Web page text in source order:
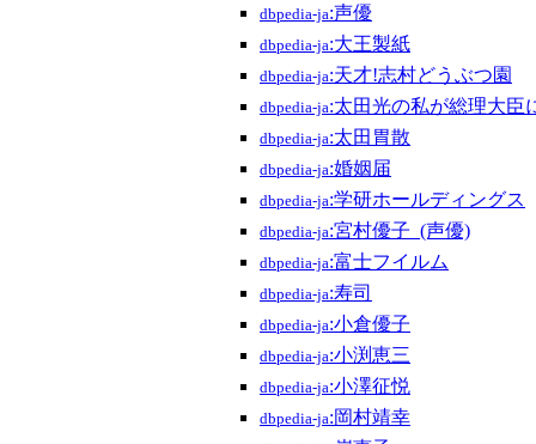
dbpedia-ja:声優
dbpedia-ja:大王製紙
dbpedia-ja:天才!志村どうぶつ園
dbpedia-ja:太田光の私が総理大
dbpedia-ja:太田胃散
dbpedia-ja:婚姻届
dbpedia-ja:学研ホールディングス
dbpedia-ja:宮村優子_(声優)
dbpedia-ja:富士フイルム
dbpedia-ja:寿司
dbpedia-ja:小倉優子
dbpedia-ja:小渕恵三
dbpedia-ja:小澤征悦
dbpedia-ja:岡村靖幸